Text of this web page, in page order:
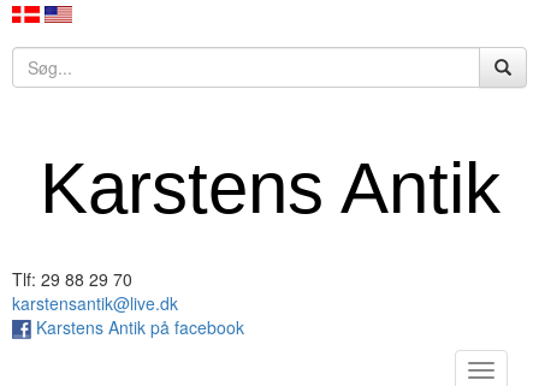
Karstens Antik
Tlf: 29 88 29 70
karstensantik@live.dk
Karstens Antik på facebook
Toggle